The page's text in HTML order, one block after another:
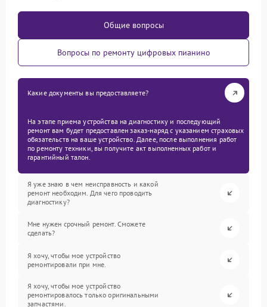
Общие вопросы
Вопросы по ремонту цифровых пианино
Какие документы вы предоставляете?
На этапе приема устройства на диагностику и последующий
ремонт вам будет предоставлен заказ-наряд с указанием страховых
обязательств на ваше устройство. Далее, после выполнения работ
по ремонту техники, вы получите акт выполненных работ и
гарантийный талон.
Я уже знаю в чем неисправность и какой
ремонт необходим. Для чего проводить
диагностику?
Мне нужен срочный ремонт. Сможете
сделать?
Я хочу, чтобы мое устройство
ремонтировали при мне.
Я хочу, чтобы мое устройство
ремонтировалось только оригинальными
запчастями.